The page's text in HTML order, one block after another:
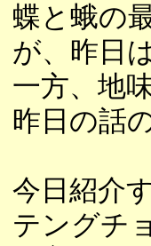
蝶と蛾の
が、昨日
一方、地
昨日の話
今日紹介
テングチ